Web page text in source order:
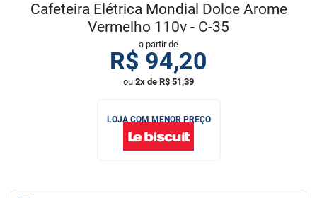
Cafeteira Elétrica Mondial Dolce Arome
Vermelho 110v - C-35
a partir de
R$ 94,20
ou 2x de R$ 51,39
LOJA COM MENOR PREÇO